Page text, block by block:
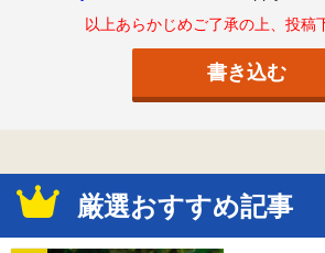
以上あらかじめご了承の上、投稿
厳選おすすめ記事